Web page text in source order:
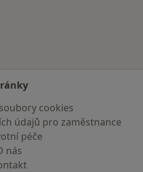
cookies
údajů pro zaměstnance
péče
nás